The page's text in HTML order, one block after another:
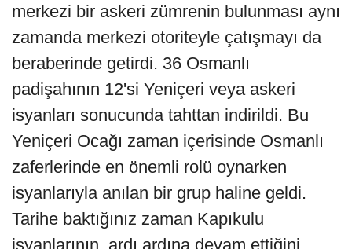
merkezi bir askeri zümrenin bulunması aynı
zamanda merkezi otoriteyle çatışmayı da
beraberinde getirdi. 36 Osmanlı
padişahının 12'si Yeniçeri veya askeri
isyanları sonucunda tahttan indirildi. Bu
Yeniçeri Ocağı zaman içerisinde Osmanlı
zaferlerinde en önemli rolü oynarken
isyanlarıyla anılan bir grup haline geldi.
Tarihe baktığınız zaman Kapıkulu
isyanlarının, ardı ardına devam ettiğini,